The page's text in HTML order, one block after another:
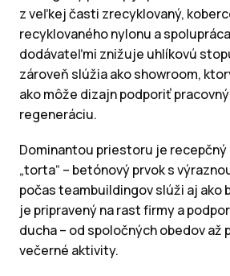
z veľkej časti zrecyklovaný,
recyklovaného nylonu a
dodávateľmi znižuje uhlíkovú
zároveň slúžia ako showroom,
ako môže dizajn podporiť
regeneráciu.
Dominantou priestoru je
„torta“ – betónový prvok s
počas teambuildingov slúži aj ako
je pripravený na rast firmy a
ducha – od spoločných obedov až
večerné aktivity.